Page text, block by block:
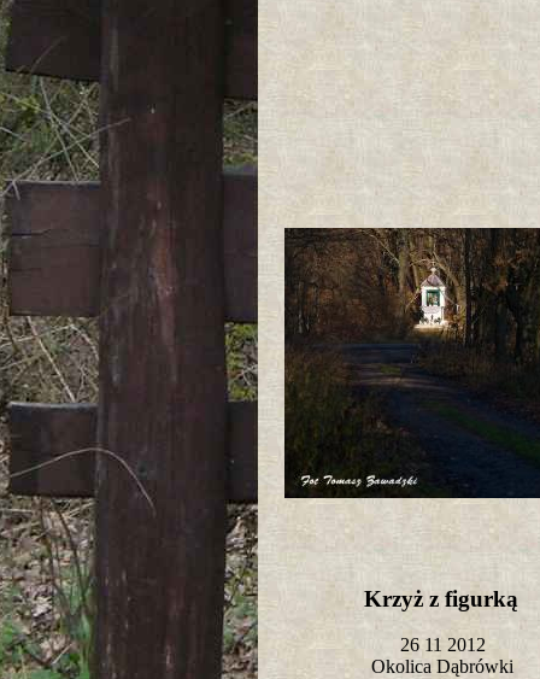
Krzyż z figurką
26 11 2012
Okolica Dąbrówki